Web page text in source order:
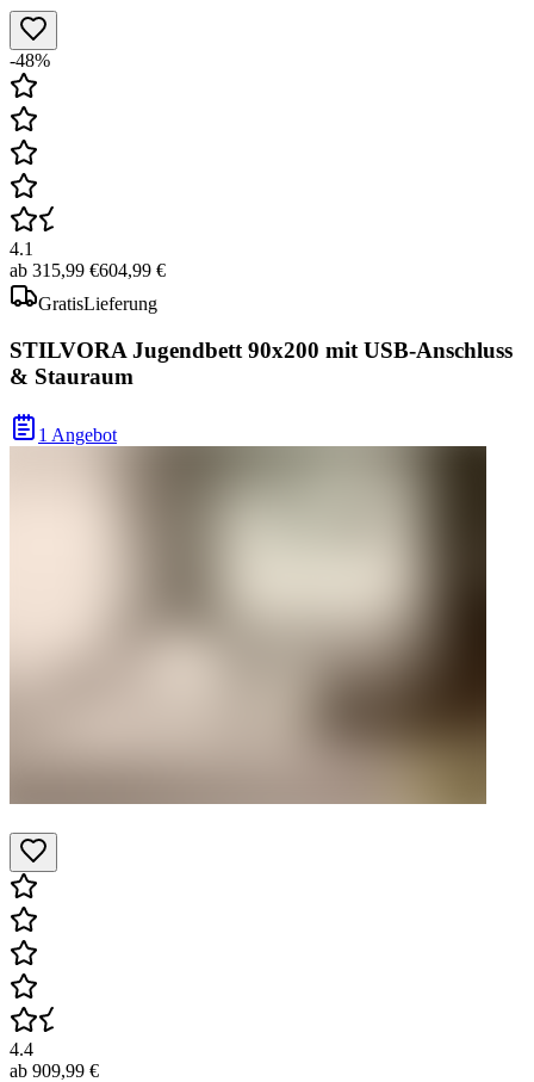
-48%
4.1
ab 315,99 €604,99 €
GratisLieferung
STILVORA Jugendbett 90x200 mit USB-Anschluss
& Stauraum
1 Angebot
4.4
ab 909,99 €